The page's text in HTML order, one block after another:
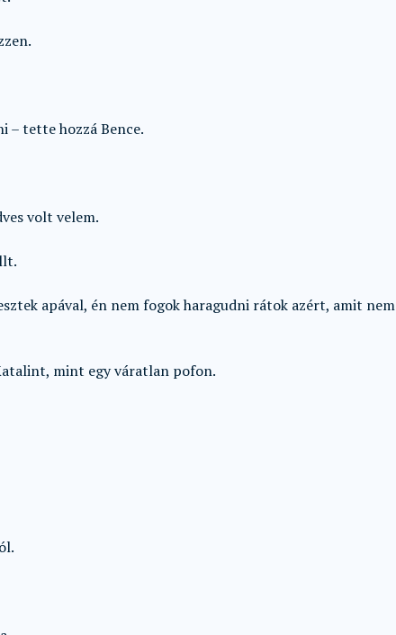
– tette hozzá Bence.
volt velem.
apával, én nem fogok haragudni rátok azért, amit nem
mint egy váratlan pofon.